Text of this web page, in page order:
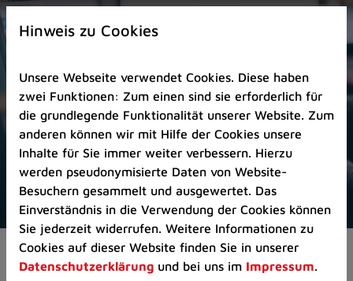
Zur
Startseite
Zum
Seitenanfang
springen
(Schnelltaste
A)
Zur
Navigation/Menü
springen
(Schnelltaste
M)
Zur
Pressemeldungen
Hinweis zu Cookies
Unsere Webseite verwendet Cookies. Diese haben
zwei Funktionen: Zum einen sind sie erforderlich für
die grundlegende Funktionalität unserer Website. Zum
anderen können wir mit Hilfe der Cookies unsere
Inhalte für Sie immer weiter verbessern. Hierzu
werden pseudonymisierte Daten von Website-
Besuchern gesammelt und ausgewertet. Das
Einverständnis in die Verwendung der Cookies können
Sie jederzeit widerrufen. Weitere Informationen zu
Cookies auf dieser Website finden Sie in unserer
Datenschutzerklärung und bei uns im Impressum.